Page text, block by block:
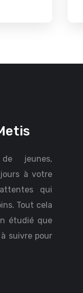
jeunes,
à votre
qui
Tout cela
étudié que
suivre pour